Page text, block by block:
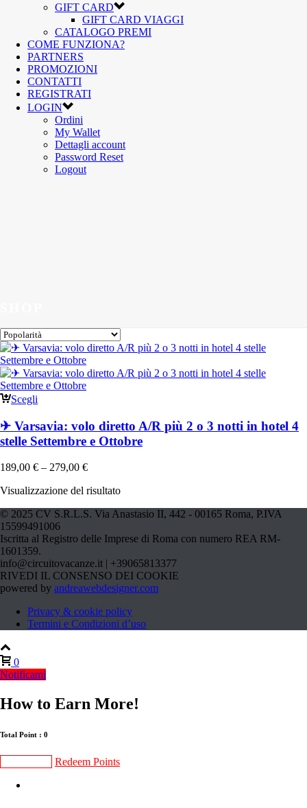
GIFT CARD
GIFT CARD VIAGGI
CATALOGO PREMI
COME FUNZIONA?
PARTNERS
PROMOZIONI
CONTATTI
REGISTRATI
LOGIN
Ordini
My Wallet
Dettagli account
Password Reset
Logout
Scegli
✈ Varsavia: volo diretto A/R più 2 o 3 notti in hotel 4
stelle Settembre e Ottobre
189,00 € – 279,00 €
Visualizzazione del risultato
© 2025 CV S.R.L.S. Via Anastasio II, 442 - 00165 Roma, P.IVA
15599491006
Iscritta al Registro delle Imprese di Roma con numero REA RM-
1601359.
info@circuitovacanze.it | +39065813377
RIVEDI IL CONSENSO DEI COOKIE
powered by andreawebdesigner.com
Privacy & cookie policy
Termini e Condizioni d’uso
0
Notificami
How to Earn More!
Total Point : 0
Redeem Points